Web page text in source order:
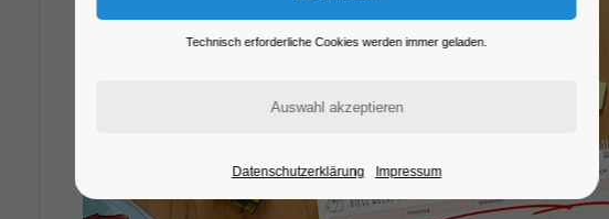
Technisch erforderliche Cookies werden immer geladen.
Datenschutzerklärung Impressum